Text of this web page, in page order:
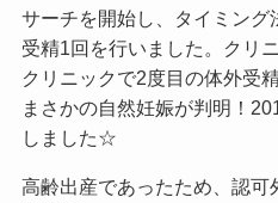
サーチを開始し、タイミン
受精1回を行いました。クリ
クリニックで2度目の体外受
まさかの自然妊娠が判明！
しました☆
高齢出産であったため、認